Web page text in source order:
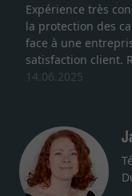
livraison et
sommes
de la